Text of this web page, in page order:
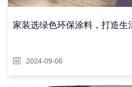
家装选绿色环保涂料，打造生
2024-09-06